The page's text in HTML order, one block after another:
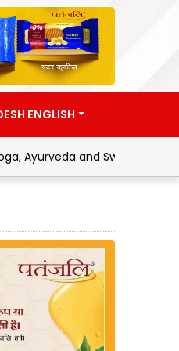
ENGLISH
Swadeshi Movement